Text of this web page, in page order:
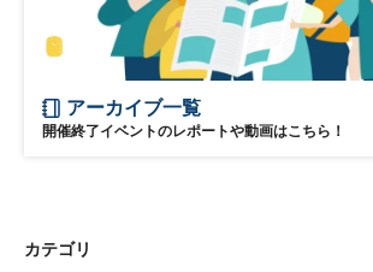
アーカイブ一覧
開催終了イベントのレポートや動画はこちら！
カテゴリ